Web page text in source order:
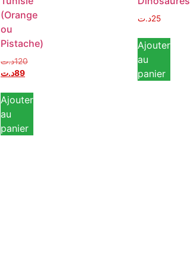
(Orange
ou
Pistache)
120د.ت
89د.ت
Ajouter
au
panier
25د.ت
Ajouter
au
panier